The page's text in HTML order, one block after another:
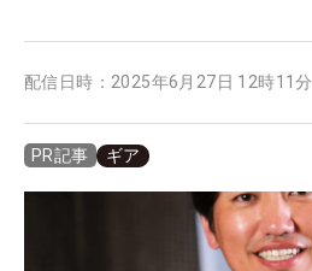
配信日時： 2025年6月27日 12時11分
PR記事 ギア